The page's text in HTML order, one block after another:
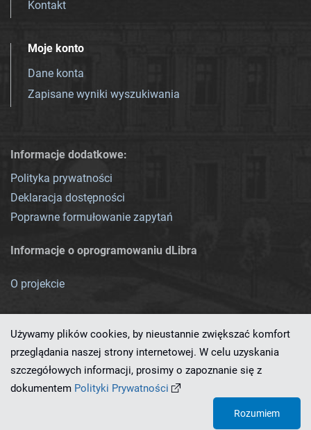
Kontakt
Moje konto
Dane konta
Zapisane wyniki wyszukiwania
Informacje dodatkowe:
Polityka prywatności
Deklaracja dostępności
Poprawne formułowanie zapytań
Informacje o oprogramowaniu dLibra
O projekcie
Ten serwis działa dzięki oprogramowaniu
Używamy plików cookies, by nieustannie zwiększać komfort
przeglądania naszej strony internetowej. W celu uzyskania
szczegółowych informacji, prosimy o zapoznanie się z
dokumentem Polityki Prywatności
Rozumiem